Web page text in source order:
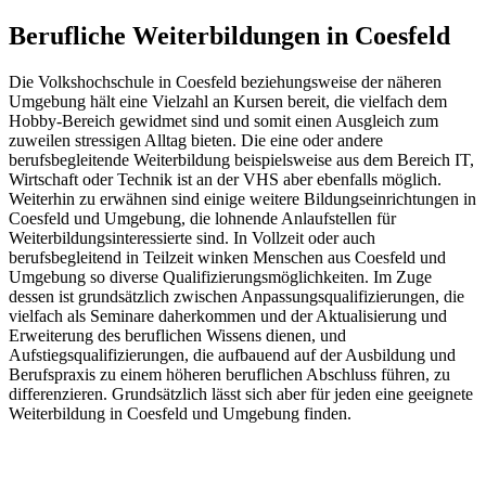
Berufliche Weiterbildungen in Coesfeld
Die Volkshochschule in Coesfeld beziehungsweise der näheren
Umgebung hält eine Vielzahl an Kursen bereit, die vielfach dem
Hobby-Bereich gewidmet sind und somit einen Ausgleich zum
zuweilen stressigen Alltag bieten. Die eine oder andere
berufsbegleitende Weiterbildung beispielsweise aus dem Bereich IT,
Wirtschaft oder Technik ist an der VHS aber ebenfalls möglich.
Weiterhin zu erwähnen sind einige weitere Bildungseinrichtungen in
Coesfeld und Umgebung, die lohnende Anlaufstellen für
Weiterbildungsinteressierte sind. In Vollzeit oder auch
berufsbegleitend in Teilzeit winken Menschen aus Coesfeld und
Umgebung so diverse Qualifizierungsmöglichkeiten. Im Zuge
dessen ist grundsätzlich zwischen Anpassungsqualifizierungen, die
vielfach als Seminare daherkommen und der Aktualisierung und
Erweiterung des beruflichen Wissens dienen, und
Aufstiegsqualifizierungen, die aufbauend auf der Ausbildung und
Berufspraxis zu einem höheren beruflichen Abschluss führen, zu
differenzieren. Grundsätzlich lässt sich aber für jeden eine geeignete
Weiterbildung in Coesfeld und Umgebung finden.